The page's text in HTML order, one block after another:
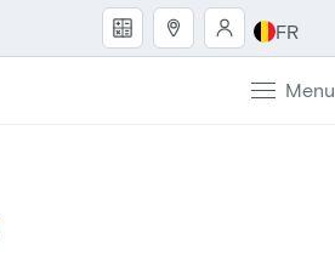
FR
Menu